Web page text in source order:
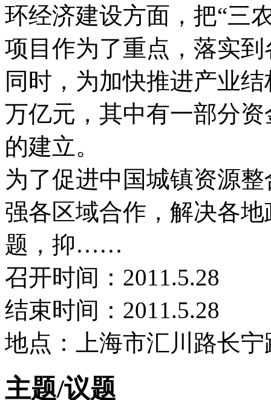
环经济建设方面，把“三
项目作为了重点，落实
同时，为加快推进产业
万亿元，其中有一部分
的建立。
为了促进中国城镇资源
强各区域合作，解决各
题，抑……
召开时间：2011.5.28
结束时间：2011.5.28
地点：上海市汇川路长宁
主题/议题